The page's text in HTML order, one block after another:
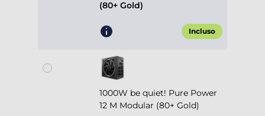
(80+ Gold)
Incluso
1000W be quiet! Pure Power
12 M Modular (80+ Gold)